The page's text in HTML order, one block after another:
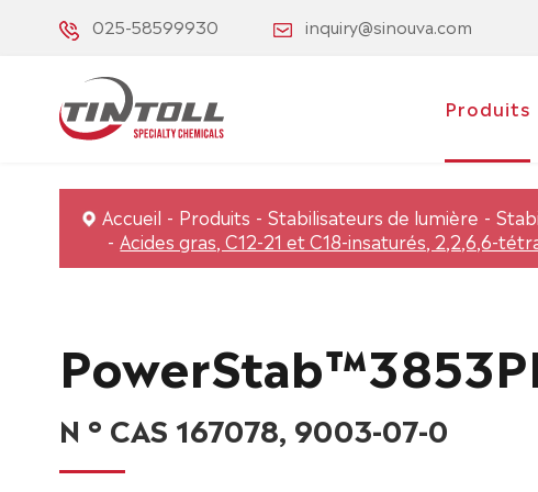
025-58599930 inquiry@sinouva.com
Produits
Accueil Produits Stabilisateurs de lumière
Acides gras, C12-21 et C18-insaturés, 2,2,6,6-
N ° CAS 167078, 9003-07-0